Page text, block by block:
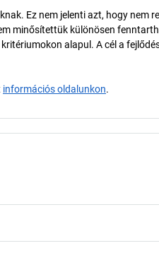
Ez nem jelenti azt, hogy nem
minősítettük különösen
alapul. A cél a
információs oldalunkon.